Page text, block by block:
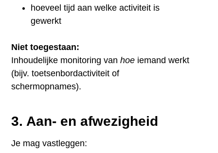
hoeveel tijd aan welke activiteit is
gewerkt
Niet toegestaan:
Inhoudelijke monitoring vanhoe iemand werkt
(bijv. toetsenbordactiviteit of
schermopnames).
3. Aan- en afwezigheid
Je mag vastleggen: